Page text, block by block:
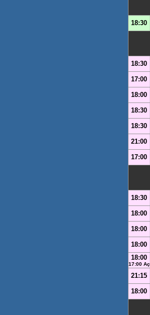
18:30
18:30
17:00
18:00
18:30
18:30
21:00
17:00
18:30
18:00
18:00
18:00
18:00
17:00 Aç
21:15
18:00